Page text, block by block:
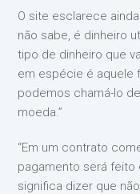
O site esclarece
não sabe, é dinheiro
tipo de dinheiro que
em espécie é aquele
podemos chamá-lo
moeda.”
“Em um contrato
pagamento será feito
significa dizer que